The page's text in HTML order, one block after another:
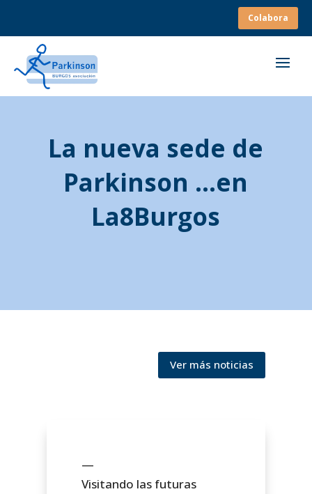
Colabora
La nueva sede de
Parkinson …en
La8Burgos
Ver más noticias
—
Visitando las futuras